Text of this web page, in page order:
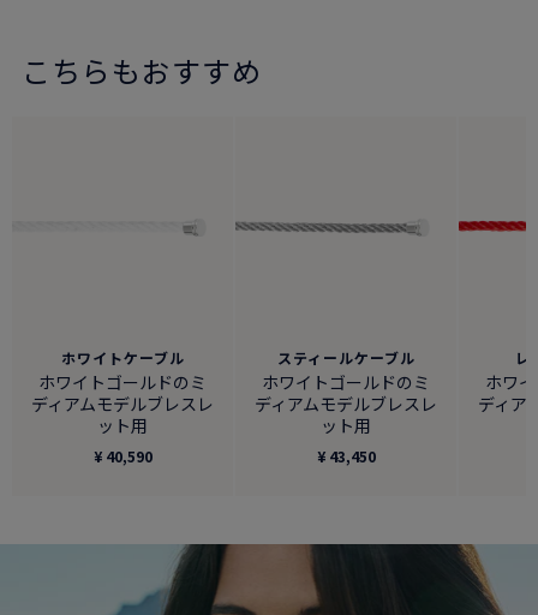
こちらもおすすめ
ホワイトケーブル
ホワイトゴールドのミ
ディアムモデルブレスレ
ット用
¥ 40,590
スティールケーブル
ホワイトゴールドのミ
ディアムモデルブレスレ
ット用
¥ 43,450
レ
ホワ
ディア